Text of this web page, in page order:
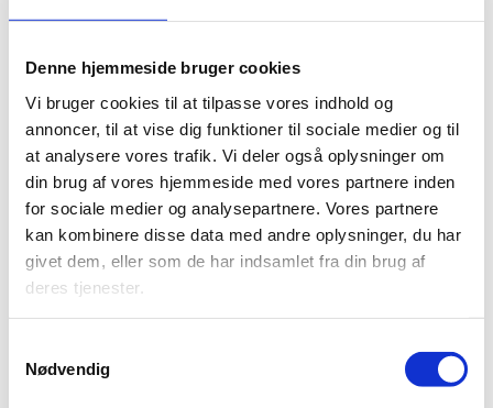
Denne hjemmeside bruger cookies
Vi bruger cookies til at tilpasse vores indhold og
annoncer, til at vise dig funktioner til sociale medier og til
at analysere vores trafik. Vi deler også oplysninger om
din brug af vores hjemmeside med vores partnere inden
for sociale medier og analysepartnere. Vores partnere
kan kombinere disse data med andre oplysninger, du har
givet dem, eller som de har indsamlet fra din brug af
deres tjenester.
Nødvendig
25-06
Beredskab: Hvem har ansvaret for nødforsyning
i plejeboliger?